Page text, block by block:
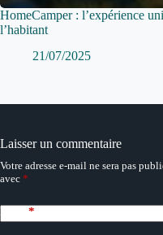
HomeCamper : l’expérience
l’habitant
21/07/2025
Laisser un commentaire
Votre adresse e-mail ne sera pas
avec *
Nom *